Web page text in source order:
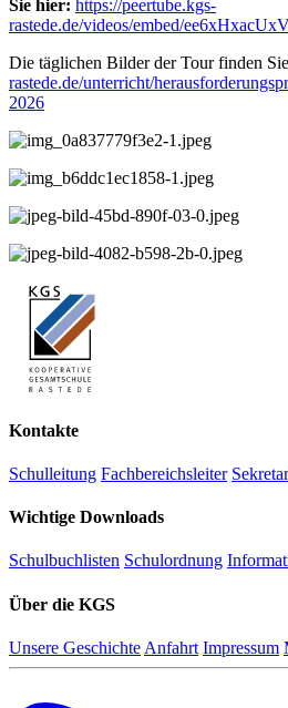
Sie hier: https://peertube.kgs-
rastede.de/videos/embed/
Die täglichen Bilder der Tour finden
rastede.de/unterricht/
2026
Kontakte
Schulleitung Fachbereichsleiter
Wichtige Downloads
Schulbuchlisten Schulordnung
Über die KGS
Unsere Geschichte Anfahrt Impressum